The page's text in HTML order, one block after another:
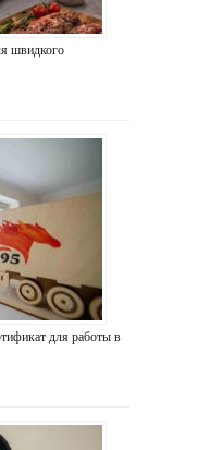
швидкого
для работы в